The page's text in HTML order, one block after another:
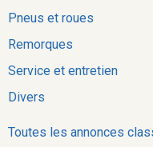
Pneus et roues
Remorques
Service et entretien
Divers
Toutes les annonces